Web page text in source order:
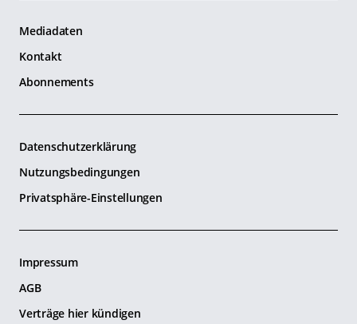
Mediadaten
Kontakt
Abonnements
Datenschutzerklärung
Nutzungsbedingungen
Privatsphäre-Einstellungen
Impressum
AGB
Verträge hier kündigen